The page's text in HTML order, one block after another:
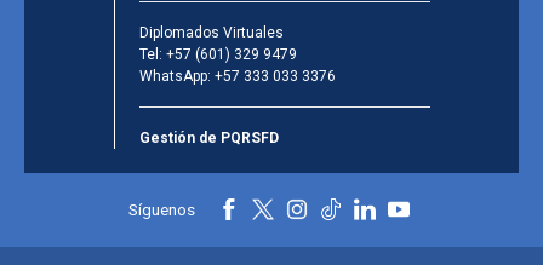
Diplomados Virtuales
Tel: +57 (601) 329 9479
WhatsApp: +57 333 033 3376
Gestión de PQRSFD
Síguenos